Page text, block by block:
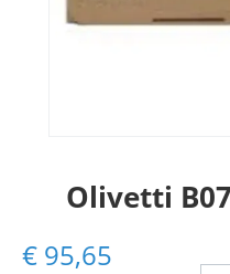
Olivetti
€ 95,65